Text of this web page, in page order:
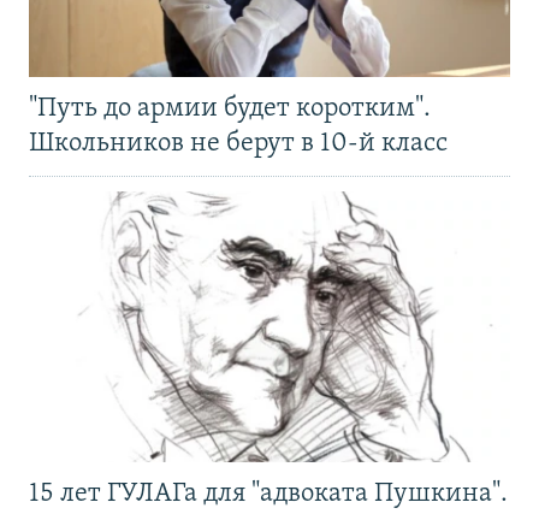
"Путь до армии будет коротким".
Школьников не берут в 10-й класс
15 лет ГУЛАГа для "адвоката Пушкина".